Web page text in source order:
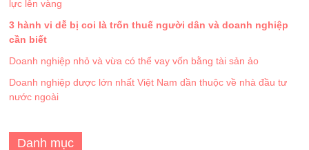
lực lên vàng
3 hành vi dễ bị coi là trốn thuế người dân và doanh nghiệp
cần biết
Doanh nghiệp nhỏ và vừa có thể vay vốn bằng tài sản ảo
Doanh nghiệp dược lớn nhất Việt Nam dần thuộc về nhà đầu tư
nước ngoài
Danh mục